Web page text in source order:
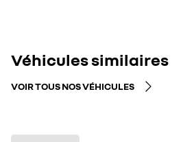
Véhicules similaires
VOIR TOUS NOS VÉHICULES